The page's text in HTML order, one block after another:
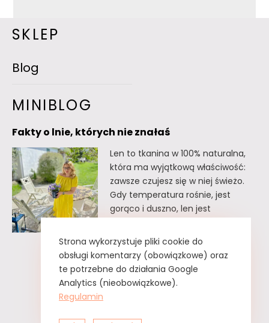
SKLEP
Blog
MINIBLOG
Fakty o lnie, których nie znałaś
Len to tkanina w 100% naturalna,
która ma wyjątkową właściwość:
zawsze czujesz się w niej świeżo.
Gdy temperatura rośnie, jest
gorąco i duszno, len jest
faktów o lnie, których
prawdopodobnie nie znałaś. Fakty
o lnie, których nie znałaś Lnu nie
trzeba prasować. Wystarczy tzw.
Strona wykorzystuje pliki cookie do
obsługi komentarzy (obowiązkowe) oraz
te potrzebne do działania Google
Analytics (nieobowiązkowe).
Regulamin